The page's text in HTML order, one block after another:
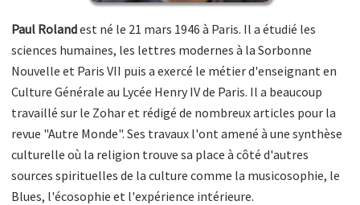
Paul Rolandest né le 21 mars 1946 à Paris. Il a étudié les
sciences humaines, les lettres modernes à la Sorbonne
Nouvelle et Paris VII puis a exercé le métier d'enseignant en
Culture Générale au Lycée Henry IV de Paris. Il a beaucoup
travaillé sur le Zohar et rédigé de nombreux articles pour la
revue "Autre Monde". Ses travaux l'ont amené à une synthèse
culturelle où la religion trouve sa place à côté d'autres
sources spirituelles de la culture comme la musicosophie, le
Blues, l'écosophie et l'expérience intérieure.